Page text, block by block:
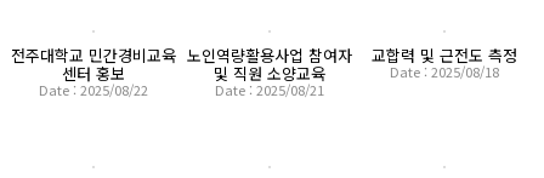
전주대학교 민간경비교육
센터 홍보
Date : 2025/08/22
노인역량활용사업 참여자
및 직원 소양교육
Date : 2025/08/21
교합력 및 근전도 측정
Date : 2025/08/18